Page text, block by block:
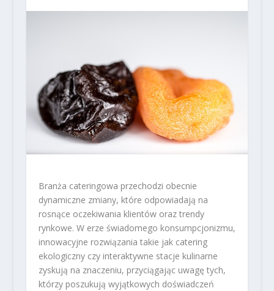
Branża cateringowa przechodzi obecnie
dynamiczne zmiany, które odpowiadają na
rosnące oczekiwania klientów oraz trendy
rynkowe. W erze świadomego konsumpcjonizmu,
innowacyjne rozwiązania takie jak catering
ekologiczny czy interaktywne stacje kulinarne
zyskują na znaczeniu, przyciągając uwagę tych,
którzy poszukują wyjątkowych doświadczeń